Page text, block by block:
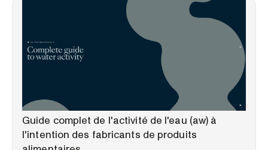
GUIDES PÉDAGOGIQUES
Guide complet de l'activité de l'eau (aw) à
l'intention des fabricants de produits